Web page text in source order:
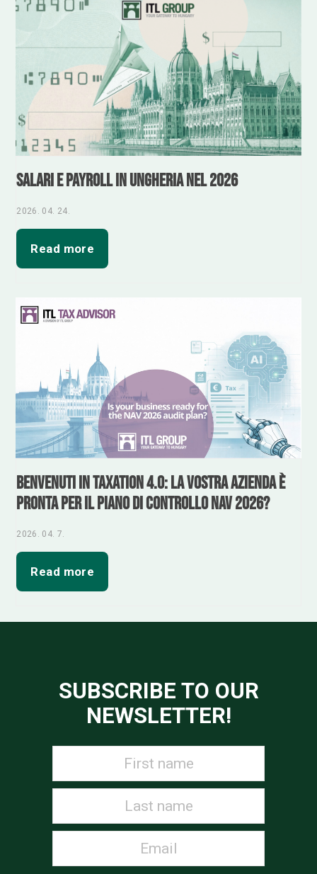
Salari e payroll in Ungheria nel 2026
2026. 04. 24.
Read more
Benvenuti in Taxation 4.0: la vostra azienda è
pronta per il piano di controllo NAV 2026?
2026. 04. 7.
Read more
SUBSCRIBE TO OUR
NEWSLETTER!